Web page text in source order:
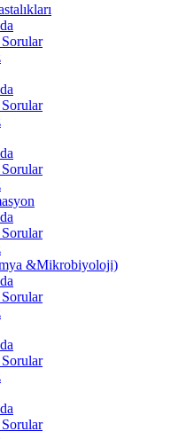
Sorular
Sorular
Sorular
Sorular
&Mikrobiyoloji)
Sorular
Sorular
Sorular